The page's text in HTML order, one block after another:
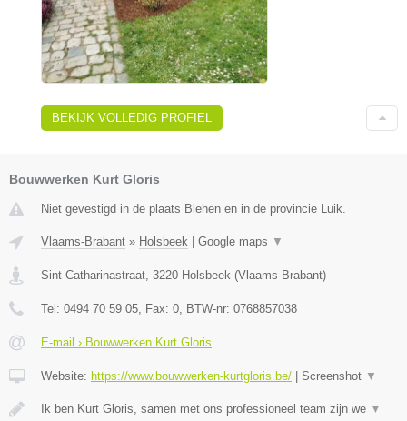
BEKIJK VOLLEDIG PROFIEL
Bouwwerken Kurt Gloris
Niet gevestigd in de plaats Blehen en in de provincie Luik.
Vlaams-Brabant » Holsbeek Google maps ▼
Sint-Catharinastraat 3220 Holsbeek (Vlaams-Brabant)
Tel: 0494 70 59 05 , Fax: 0 , BTW-nr: 0768857038
E-mail › Bouwwerken Kurt Gloris
Website: https://www.bouwwerken-kurtgloris.be/ Screenshot ▼
Ik ben Kurt Gloris, samen met ons professioneel team zijn we ▼